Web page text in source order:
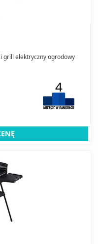
grill elektryczny ogrodowy
4